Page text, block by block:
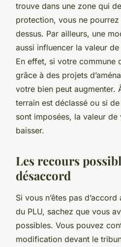
trouve dans une zone qui
protection, vous ne
dessus. Par ailleurs, une
aussi influencer la valeur
En effet, si votre commune
grâce à des projets
votre bien peut augmenter.
terrain est déclassé ou si
sont imposées, la valeur
baisser.
Les recours
désaccord
Si vous n’êtes pas
du PLU, sachez que vous
possibles. Vous pouvez
modification devant le